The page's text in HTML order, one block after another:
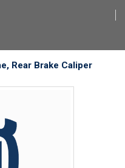
Rear Brake Caliper